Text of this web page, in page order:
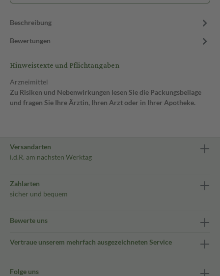
Beschreibung
Bewertungen
Hinweistexte und Pflichtangaben
Arzneimittel
Zu Risiken und Nebenwirkungen lesen Sie die Packungsbeilage
und fragen Sie Ihre Ärztin, Ihren Arzt oder in Ihrer Apotheke.
Versandarten
i.d.R. am nächsten Werktag
Zahlarten
sicher und bequem
Bewerte uns
Vertraue unserem mehrfach ausgezeichneten Service
Folge uns